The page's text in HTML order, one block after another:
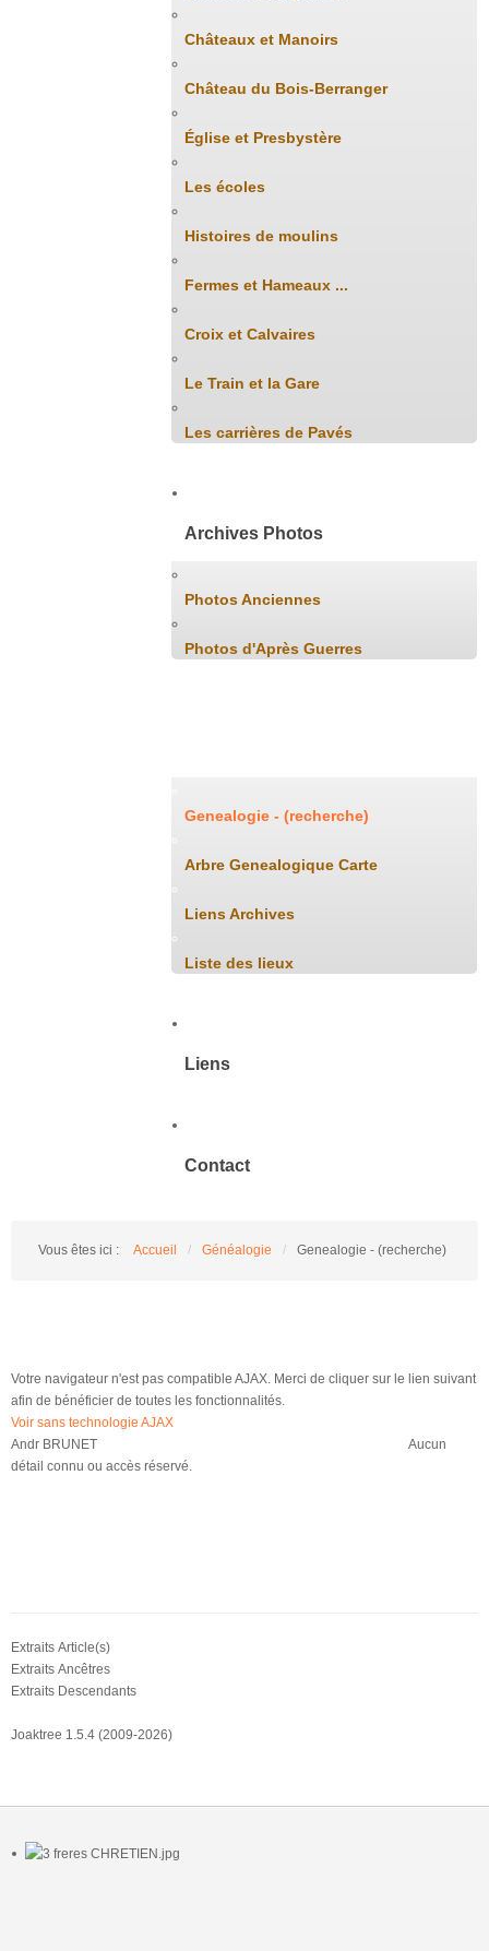
Châteaux et Manoirs
Château du Bois-Berranger
Église et Presbystère
Les écoles
Histoires de moulins
Fermes et Hameaux ...
Croix et Calvaires
Le Train et la Gare
Les carrières de Pavés
Archives Photos
Photos Anciennes
Photos d'Après Guerres
Genealogie - (recherche)
Arbre Genealogique Carte
Liens Archives
Liste des lieux
Liens
Contact
Vous êtes ici : Accueil / Généalogie / Genealogie - (recherche)
Votre navigateur n'est pas compatible AJAX. Merci de cliquer sur le lien suivant
afin de bénéficier de toutes les fonctionnalités.
Voir sans technologie AJAX
Andr BRUNET
Aucun
détail connu ou accès réservé.
Extraits Article(s)
Extraits Ancêtres
Extraits Descendants
Joaktree 1.5.4 (2009-2026)